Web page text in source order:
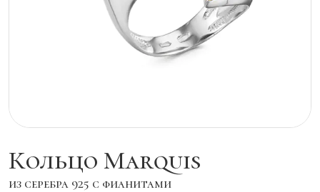
Кольцо Marquis
из серебра 925 с фианитами